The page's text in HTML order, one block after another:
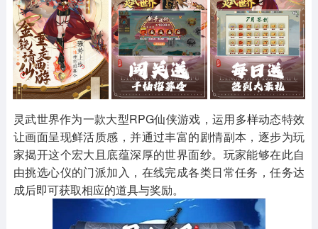
1654款应用
515款应用
1056款应用
灵武世界作为一款大型RPG仙侠游戏，运用多样动态特效
让画面呈现鲜活质感，并通过丰富的剧情副本，逐步为玩
家揭开这个宏大且底蕴深厚的世界面纱。玩家能够在此自
由挑选心仪的门派加入，在线完成各类日常任务，任务达
成后即可获取相应的道具与奖励。